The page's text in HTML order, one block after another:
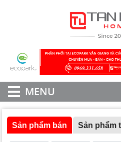
MENU
Sản phẩm bán Sản phẩm